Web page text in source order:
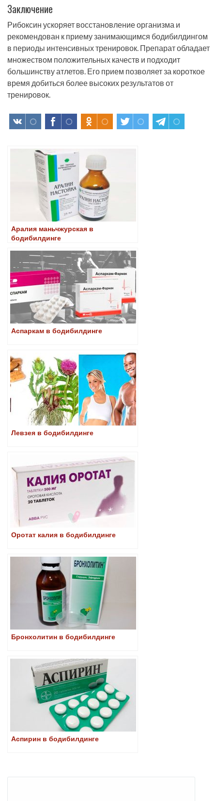
Заключение
Рибоксин ускоряет восстановление организма и
рекомендован к приему занимающимся бодибилдингом
в периоды интенсивных тренировок. Препарат обладает
множеством положительных качеств и подходит
большинству атлетов. Его прием позволяет за короткое
время добиться более высоких результатов от
тренировок.
Аралия маньчжурская в
бодибилдинге
Аспаркам в бодибилдинге
Левзея в бодибилдинге
Оротат калия в бодибилдинге
Бронхолитин в бодибилдинге
Аспирин в бодибилдинге